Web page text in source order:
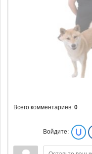
Всего комментариев: 0
Войдите: